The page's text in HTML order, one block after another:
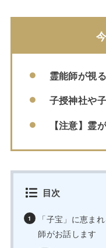
霊能師が視
子授神社や
【注意】霊
目次
「子宝」に恵ま
師がお話します